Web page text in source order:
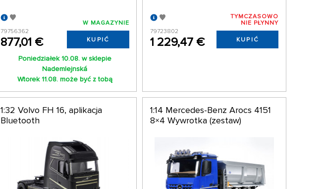
79756362
877,01 €
W MAGAZYNIE
KUPIĆ
Poniedziałek 10.08. w sklepie
Nademlejnská
Wtorek 11.08. może być z tobą
79723802
1 229,47 €
TYMCZASOWO
NIE PŁYNNY
KUPIĆ
1:32 Volvo FH 16, aplikacja
Bluetooth
1:14 Mercedes-Benz Arocs 4151
8×4 Wywrotka (zestaw)